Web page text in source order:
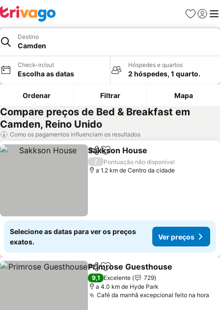
Favoritos
Iniciar
Destino
Camden
Check-in/out
Escolha as datas
Hóspedes e quartos
2 hóspedes, 1 quarto.
Ordenar Filtrar Mapa
Compare preços de Bed & Breakfast em
Camden, Reino Unido
Como os pagamentos influenciam os resultados
PartilharAdicionar aos favoritos
Sakkson House
/
Pontuação não disponível
a 1.2 km de Centro da cidade
Selecione as datas para ver os preços
exatos.
Ver preços
PartilharAdicionar aos favoritos
Primrose Guesthouse
9,1 Excelente
729
a 4.0 km de Hyde Park
Café da manhã excepcional feito na hora